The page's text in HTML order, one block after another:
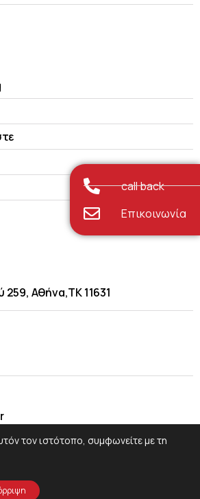
Αθήνα,ΤΚ 11631
call back
Επικοινωνία
τον ιστότοπο, συμφωνείτε με τη